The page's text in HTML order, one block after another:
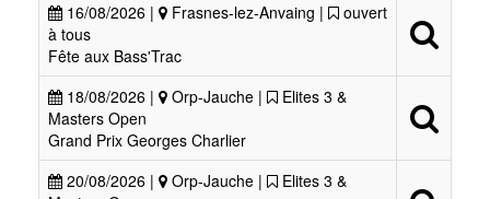
16/08/2026 |
Frasnes-lez-Anvaing |
ouvert
à tous
Fête aux Bass'Trac
18/08/2026 |
Orp-Jauche |
Elites 3 &
Masters Open
Grand Prix Georges Charlier
20/08/2026 |
Orp-Jauche |
Elites 3 &